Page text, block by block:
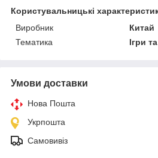
Користувальницькі
Виробник
Китай
Тематика
Ігри
Умови доставки
Нова Пошта
Укрпошта
Самовивіз